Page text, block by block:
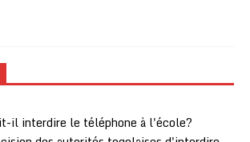
il interdire le téléphone à l'école?